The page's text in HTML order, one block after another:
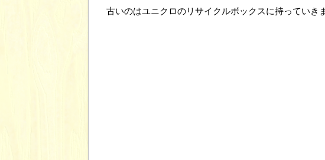
古いのはユニクロのリサイクルボックスに持っていき